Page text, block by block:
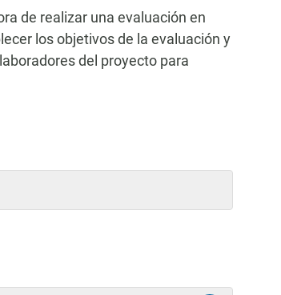
de realizar una evaluación en
los objetivos de la evaluación y
del proyecto para